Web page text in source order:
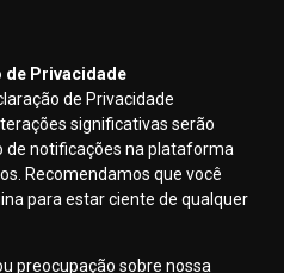
de Privacidade
de Privacidade
significativas serão
de notificações na plataforma
Recomendamos que você
para estar ciente de qualquer
preocupação sobre nossa